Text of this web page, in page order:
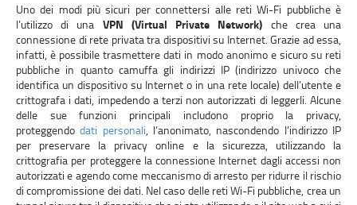
Uno dei modi più sicuri per connettersi alle reti Wi-Fi pubbliche è
l’utilizzo di una VPN (Virtual Private Network) che crea una
connessione di rete privata tra dispositivi su Internet. Grazie ad essa,
infatti, è possibile trasmettere dati in modo anonimo e sicuro su reti
pubbliche in quanto camuffa gli indirizzi IP (indirizzo univoco che
identifica un dispositivo su Internet o in una rete locale) dell’utente e
crittografa i dati, impedendo a terzi non autorizzati di leggerli. Alcune
delle sue funzioni principali includono proprio la privacy,
proteggendodati personali, l’anonimato, nascondendo l’indirizzo IP
per preservare la privacy online e la sicurezza, utilizzando la
crittografia per proteggere la connessione Internet dagli accessi non
autorizzati e agendo come meccanismo di arresto per ridurre il rischio
di compromissione dei dati. Nel caso delle reti Wi-Fi pubbliche, crea un